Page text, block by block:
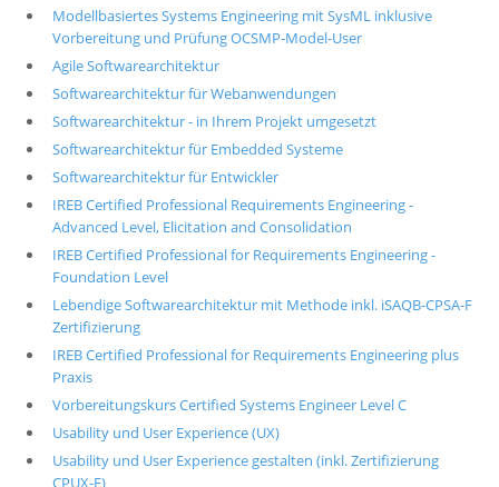
Modellbasiertes Systems Engineering mit SysML inklusive
Vorbereitung und Prüfung OCSMP-Model-User
Agile Softwarearchitektur
Softwarearchitektur für Webanwendungen
Softwarearchitektur - in Ihrem Projekt umgesetzt
Softwarearchitektur für Embedded Systeme
Softwarearchitektur für Entwickler
IREB Certified Professional Requirements Engineering -
Advanced Level, Elicitation and Consolidation
IREB Certified Professional for Requirements Engineering -
Foundation Level
Lebendige Softwarearchitektur mit Methode inkl. iSAQB-CPSA-F
Zertifizierung
IREB Certified Professional for Requirements Engineering plus
Praxis
Vorbereitungskurs Certified Systems Engineer Level C
Usability und User Experience (UX)
Usability und User Experience gestalten (inkl. Zertifizierung
CPUX-F)